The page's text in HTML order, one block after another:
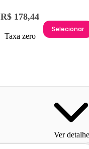
R$ 178,44
Taxa zero
Selecionar
Ver